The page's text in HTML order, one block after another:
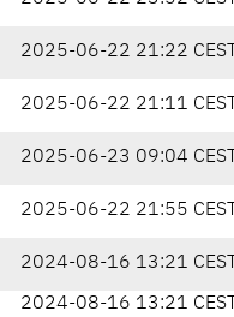
2025-06-22 21:22 CEST
2025-06-22 21:11 CEST
2025-06-23 09:04 CEST
2025-06-22 21:55 CEST
2024-08-16 13:21 CEST
2024-08-16 13:21 CEST